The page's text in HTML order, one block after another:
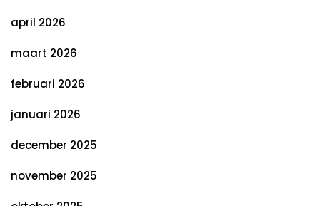
april 2026
maart 2026
februari 2026
januari 2026
december 2025
november 2025